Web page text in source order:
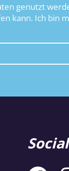
genutzt
kann. Ich bin